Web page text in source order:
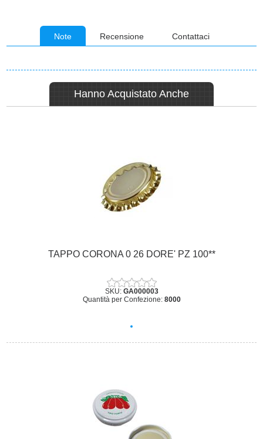
Note Recensione Contattaci
Hanno Acquistato Anche
TAPPO CORONA 0 26 DORE' PZ 100**
SKU: GA000003
Quantità per Confezione: 8000